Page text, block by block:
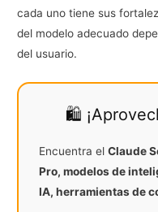
cada uno tiene sus
del modelo adecuado
del usuario.
🛍️
Encuentra elClaude
Pro, modelos de
IA, herramientas de